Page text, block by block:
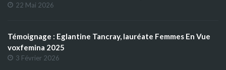
22 Mai 2026
Témoignage : Eglantine Tancray, lauréate Femmes En Vue
voxfemina 2025
3 Février 2026